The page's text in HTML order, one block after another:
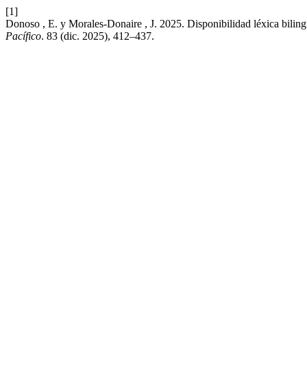
[1]
Donoso , E. y Morales-Donaire , J. 2025. Disponibilidad léxica
Pacífico. 83 (dic. 2025), 412–437.